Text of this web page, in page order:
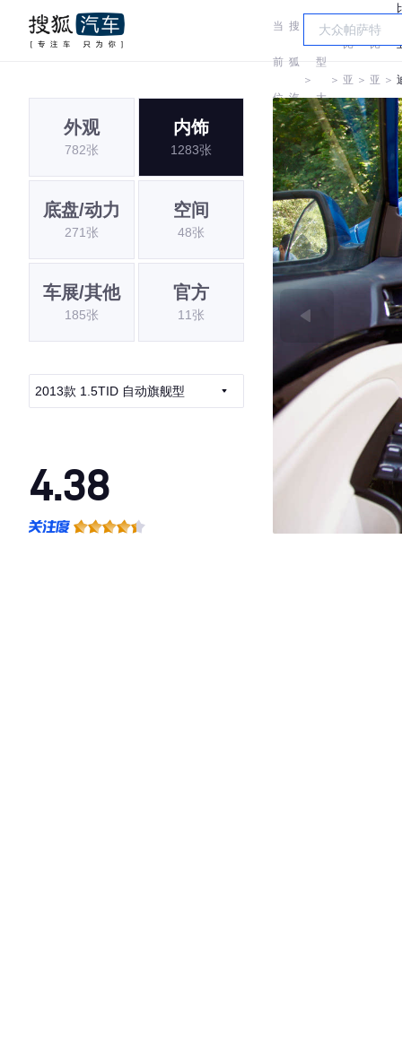
当
前
位
置:
搜
狐
汽
车
＞
车
型
大
全
＞
比
亚
迪
＞
比
亚
迪
＞
外观
782张
内饰
1283张
底盘/动力
271张
空间
48张
车展/其他
185张
官方
11张
2013款 1.5TID 自动旗舰型
4.38